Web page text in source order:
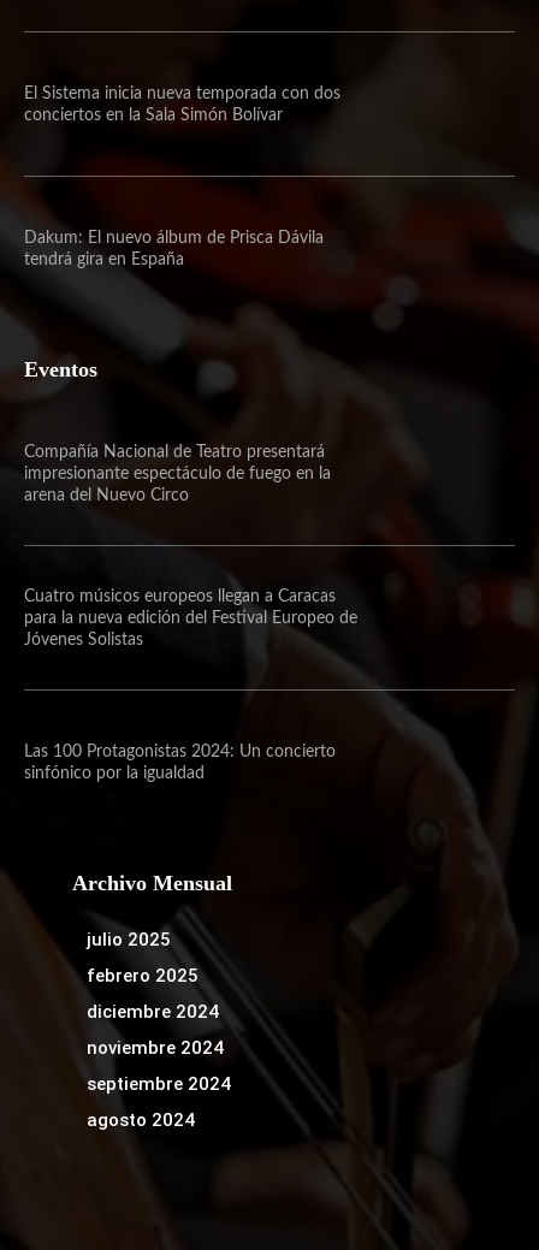
El Sistema inicia nueva temporada con dos
conciertos en la Sala Simón Bolívar
Dakum: El nuevo álbum de Prisca Dávila
tendrá gira en España
Eventos
Compañía Nacional de Teatro presentará
impresionante espectáculo de fuego en la
arena del Nuevo Circo
Cuatro músicos europeos llegan a Caracas
para la nueva edición del Festival Europeo de
Jóvenes Solistas
Las 100 Protagonistas 2024: Un concierto
sinfónico por la igualdad
Archivo Mensual
julio 2025
febrero 2025
diciembre 2024
noviembre 2024
septiembre 2024
agosto 2024